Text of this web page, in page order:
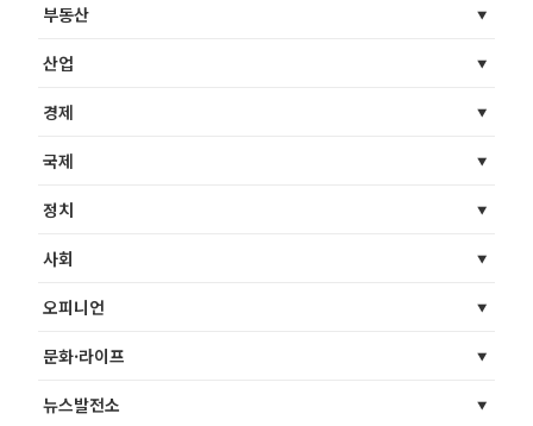
부동산
산업
경제
국제
정치
사회
오피니언
문화·라이프
뉴스발전소